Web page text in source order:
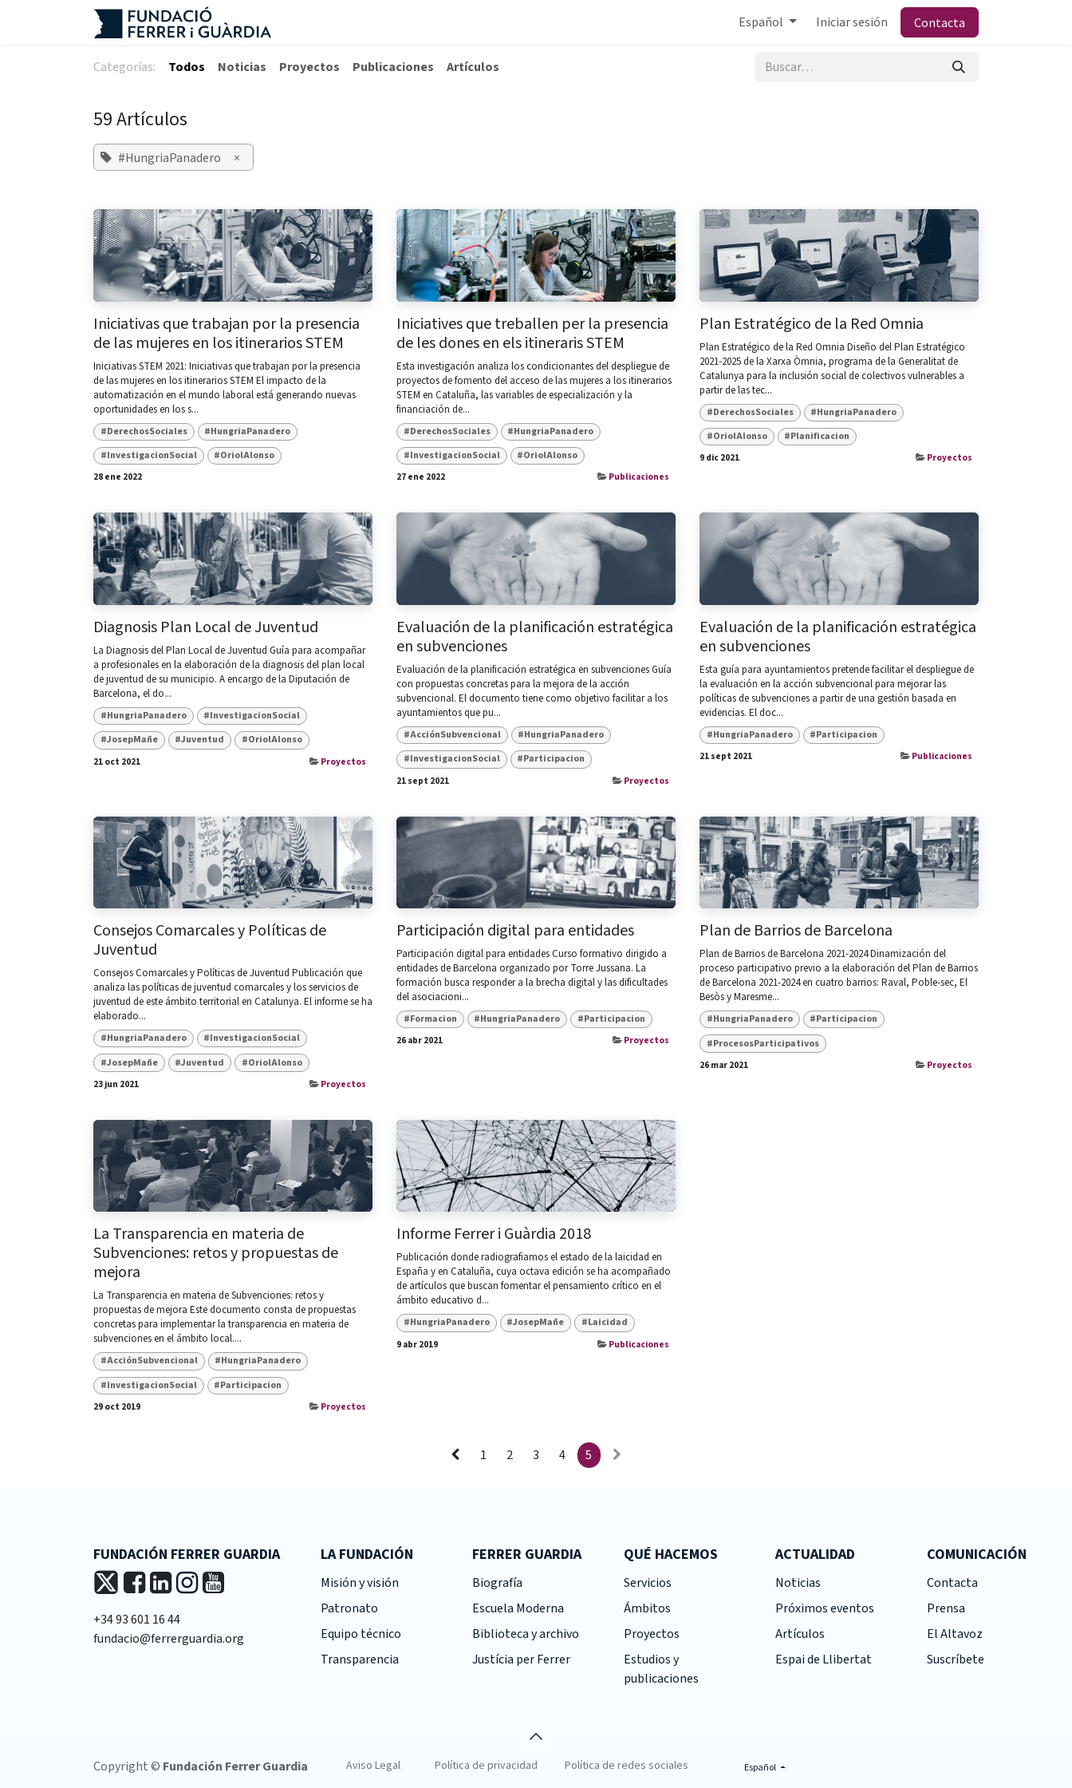
Español Iniciar sesión Contacta
Categorías: Todos Noticias Proyectos Publicaciones Artículos
59 Artículos
#HungriaPanadero ×
Iniciativas que trabajan por la presencia
de las mujeres en los itinerarios STEM
Iniciativas STEM 2021: Iniciativas que trabajan por la presencia
de las mujeres en los itinerarios STEM El impacto de la
automatización en el mundo laboral está generando nuevas
oportunidades en los s...
#DerechosSociales
#HungriaPanadero
#InvestigacionSocial
#OriolAlonso
28 ene 2022
Iniciatives que treballen per la presencia
de les dones en els itineraris STEM
Esta investigación analiza los condicionantes del despliegue de
proyectos de fomento del acceso de las mujeres a los itinerarios
STEM en Cataluña, las variables de especialización y la
financiación de...
#DerechosSociales
#HungriaPanadero
#InvestigacionSocial
#OriolAlonso
27 ene 2022
Publicaciones
Plan Estratégico de la Red Omnia
Plan Estratégico de la Red Omnia Diseño del Plan Estratégico
2021-2025 de la Xarxa Òmnia, programa de la Generalitat de
Catalunya para la inclusión social de colectivos vulnerables a
partir de las tec...
#DerechosSociales
#HungriaPanadero
#OriolAlonso
#Planificacion
9 dic 2021
Proyectos
Diagnosis Plan Local de Juventud
La Diagnosis del Plan Local de Juventud Guía para acompañar
a profesionales en la elaboración de la diagnosis del plan local
de juventud de su municipio. A encargo de la Diputación de
Barcelona, el do...
#HungriaPanadero
#InvestigacionSocial
#JosepMañe
#Juventud
#OriolAlonso
21 oct 2021
Proyectos
Evaluación de la planificación estratégica
en subvenciones
Evaluación de la planificación estratégica en subvenciones Guía
con propuestas concretas para la mejora de la acción
subvencional. El documento tiene como objetivo facilitar a los
ayuntamientos que pu...
#AcciónSubvencional
#HungriaPanadero
#InvestigacionSocial
#Participacion
21 sept 2021
Proyectos
Evaluación de la planificación estratégica
en subvenciones
Esta guía para ayuntamientos pretende facilitar el despliegue de
la evaluación en la acción subvencional para mejorar las
políticas de subvenciones a partir de una gestión basada en
evidencias. El doc...
#HungriaPanadero
#Participacion
21 sept 2021
Publicaciones
Consejos Comarcales y Políticas de
Juventud
Consejos Comarcales y Políticas de Juventud Publicación que
analiza las políticas de juventud comarcales y los servicios de
juventud de este ámbito territorial en Catalunya. El informe se ha
elaborado...
#HungriaPanadero
#InvestigacionSocial
#JosepMañe
#Juventud
#OriolAlonso
23 jun 2021
Proyectos
Participación digital para entidades
Participación digital para entidades Curso formativo dirigido a
entidades de Barcelona organizado por Torre Jussana. La
formación busca responder a la brecha digital y las dificultades
del asociacioni...
#Formacion #HungriaPanadero
#Participacion
26 abr 2021
Proyectos
Plan de Barrios de Barcelona
Plan de Barrios de Barcelona 2021-2024 Dinamización del
proceso participativo previo a la elaboración del Plan de Barrios
de Barcelona 2021-2024 en cuatro barrios: Raval, Poble-sec, El
Besòs y Maresme...
#HungriaPanadero
#Participacion
#ProcesosParticipativos
26 mar 2021
Proyectos
La Transparencia en materia de
Subvenciones: retos y propuestas de
mejora
La Transparencia en materia de Subvenciones: retos y
propuestas de mejora Este documento consta de propuestas
concretas para implementar la transparencia en materia de
subvenciones en el ámbito local....
#AcciónSubvencional
#HungriaPanadero
#InvestigacionSocial
#Participacion
29 oct 2019
Proyectos
Informe Ferrer i Guàrdia 2018
Publicación donde radiografiamos el estado de la laicidad en
España y en Cataluña, cuya octava edición se ha acompañado
de artículos que buscan fomentar el pensamiento crítico en el
ámbito educativo d...
#HungriaPanadero #JosepMañe
#Laicidad
9 abr 2019
Publicaciones
1 2 3 4 5
FUNDACIÓN FERRER GUARDIA
+34 93 601 16 44
fundacio@ferrerguardia.org
LA FUNDACIÓN
Misión y visión
Patronato
Equipo técnico
Transparencia
FERRER GUARDIA
Biografía
Escuela Moderna
Biblioteca y archivo
Justícia per Ferrer
QUÉ HACEMOS
Servicios
Ámbitos
Proyectos
Estudios y
publicaciones
ACTUALIDAD
Noticias
Próximos eventos
Artículos
Espai de Llibertat
COMUNICACIÓN
Contacta
Prensa
El Altavoz
Suscríbete
Copyright © Fundación Ferrer Guardia Aviso Legal Política de privacidad Política de redes sociales Español